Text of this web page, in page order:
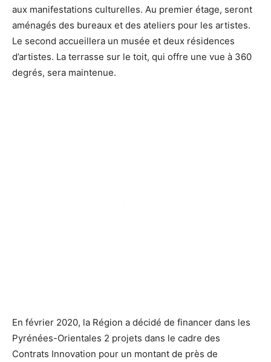
aux manifestations culturelles. Au premier étage, seront
aménagés des bureaux et des ateliers pour les artistes.
Le second accueillera un musée et deux résidences
d’artistes. La terrasse sur le toit, qui offre une vue à 360
degrés, sera maintenue.
En février 2020, la Région a décidé de financer dans les
Pyrénées-Orientales 2 projets dans le cadre des
Contrats Innovation pour un montant de près de